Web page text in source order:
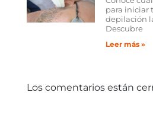
para iniciar
depilación
Descubre
Leer más »
Los comentarios están